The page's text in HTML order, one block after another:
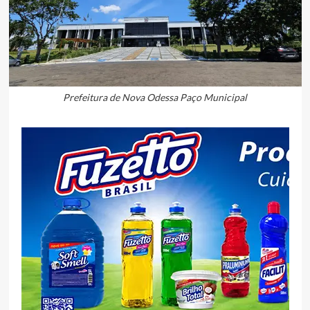
Prefeitura de Nova Odessa Paço Municipal